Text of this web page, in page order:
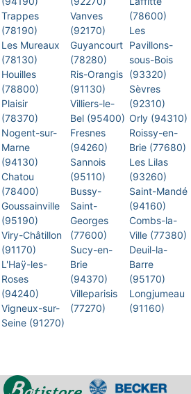
Trappes
(78190)
Les Mureaux
(78130)
Houilles
(78800)
Plaisir
(78370)
Nogent-sur-
Marne
(94130)
Chatou
(78400)
Goussainville
(95190)
Viry-Châtillon
(91170)
L'Haÿ-les-
Roses
(94240)
Vigneux-sur-
Seine (91270)
Vanves
(92170)
Guyancourt
(78280)
Ris-Orangis
(91130)
Villiers-le-
Bel (95400)
Fresnes
(94260)
Sannois
(95110)
Bussy-
Saint-
Georges
(77600)
Sucy-en-
Brie
(94370)
Villeparisis
(77270)
(78600)
Les
Pavillons-
sous-Bois
(93320)
Sèvres
(92310)
Orly (94310)
Roissy-en-
Brie (77680)
Les Lilas
(93260)
Saint-Mandé
(94160)
Combs-la-
Ville (77380)
Deuil-la-
Barre
(95170)
Longjumeau
(91160)